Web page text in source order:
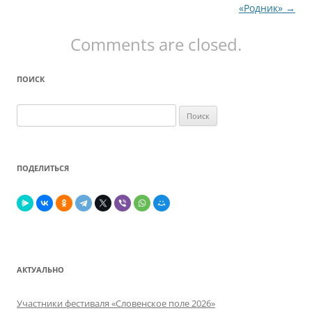
«Родник» →
Comments are closed.
ПОИСК
ПОДЕЛИТЬСЯ
АКТУАЛЬНО
Участники фестиваля «Словенское поле 2026»